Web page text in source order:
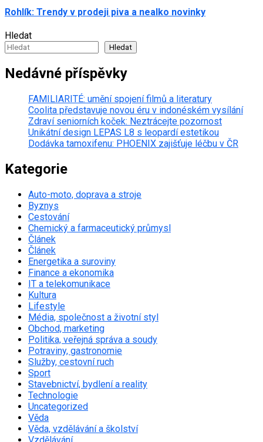
Rohlík: Trendy v prodeji piva a nealko novinky
Hledat
Hledat
Nedávné příspěvky
FAMILIARITÉ: umění spojení filmů a literatury
Coolita představuje novou éru v indonéském vysílání
Zdraví seniorních koček: Neztrácejte pozornost
Unikátní design LEPAS L8 s leopardí estetikou
Dodávka tamoxifenu: PHOENIX zajišťuje léčbu v ČR
Kategorie
Auto-moto, doprava a stroje
Byznys
Cestování
Chemický a farmaceutický průmysl
Článek
Článek
Energetika a suroviny
Finance a ekonomika
IT a telekomunikace
Kultura
Lifestyle
Média, společnost a životní styl
Obchod, marketing
Politika, veřejná správa a soudy
Potraviny, gastronomie
Služby, cestovní ruch
Sport
Stavebnictví, bydlení a reality
Technologie
Uncategorized
Věda
Věda, vzdělávání a školství
Vzdělávání